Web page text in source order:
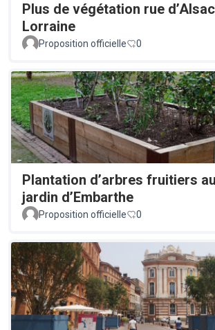
Plus de végétation rue
Lorraine
Proposition officielle 0
Plantation d’arbres fruitiers au
jardin d’Embarthe
Proposition officielle 0